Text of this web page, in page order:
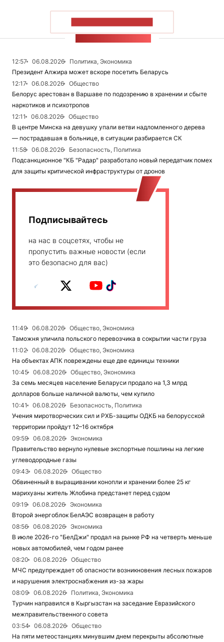
12:57 06.08.2026
Политика, Экономика
Президент Алжира может вскоре посетить Беларусь
12:17
06.08.2026
Общество
Белорус арестован в Варшаве по подозрению в хранении и сбыте
наркотиков и психотропов
12:11
06.08.2026
Общество
В центре Минска на девушку упали ветви надломленного дерева
— пострадавшая в больнице, в ситуации разбирается СК
11:58
06.08.2026
Безопасность, Политика
Подсанкционное "КБ "Радар" разработало новый передатчик помех
для защиты критической инфраструктуры от дронов
Подписывайтесь
на нас в соцсетях, чтобы не
пропустить важные новости (если
это безопасно для вас)
11:49 06.08.2026
Общество, Экономика
Таможня уличила польского перевозчика в сокрытии части груза
11:02
06.08.2026
Общество, Экономика
На объектах АПК повреждены еще две единицы техники
10:45
06.08.2026
Общество, Экономика
За семь месяцев население Беларуси продало на 1,3 млрд
долларов больше наличной валюты, чем купило
10:41
06.08.2026
Безопасность, Политика
Учения миротворческих сил и РХБ-защиты ОДКБ на белорусской
территории пройдут 12–16 октября
09:59
06.08.2026
Экономика
Правительство вернуло нулевые экспортные пошлины на легкие
углеводородные газы
09:43
06.08.2026
Общество
Обвиненный в выращивании конопли и хранении более 25 кг
марихуаны житель Жлобина предстанет перед судом
09:19
06.08.2026
Экономика
Второй энергоблок БелАЭС возвращен в работу
08:56
06.08.2026
Экономика
В июле 2026-го "БелДжи" продал на рынке РФ на четверть меньше
новых автомобилей, чем годом ранее
08:20
06.08.2026
Общество
МЧС предупреждает об опасности возникновения лесных пожаров
и нарушения электроснабжения из-за жары
08:09
06.08.2026
Политика, Экономика
Турчин направился в Кыргызстан на заседание Евразийского
межправительственного совета
03:54
06.08.2026
Общество
На пяти метеостанциях минувшим днем перекрыты абсолютные